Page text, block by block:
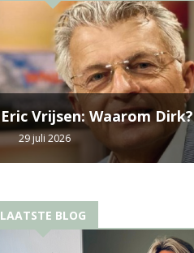
Eric Vrijsen: Waarom Dirk?
29 juli 2026
LAATSTE BLOG